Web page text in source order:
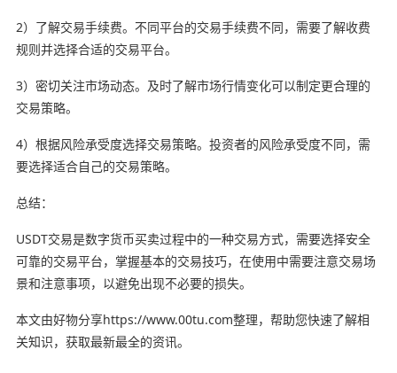
2）了解交易手续费。不同平台的交易手续费不同，需要了解收费
规则并选择合适的交易平台。
3）密切关注市场动态。及时了解市场行情变化可以制定更合理的
交易策略。
4）根据风险承受度选择交易策略。投资者的风险承受度不同，需
要选择适合自己的交易策略。
总结：
USDT交易是数字货币买卖过程中的一种交易方式，需要选择安全
可靠的交易平台，掌握基本的交易技巧，在使用中需要注意交易场
景和注意事项，以避免出现不必要的损失。
本文由好物分享https://www.00tu.com整理，帮助您快速了解相
关知识，获取最新最全的资讯。